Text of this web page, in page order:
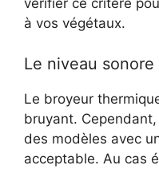
vérifier ce critère
à vos végétaux.
Le niveau sonore
Le broyeur
bruyant.
des modèles avec
acceptable. Au cas